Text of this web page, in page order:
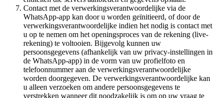
Contact met de verwerkingsverantwoordelijke via de
WhatsApp-app kan door u worden geïnitieerd, of door de
verwerkingsverantwoordelijke indien het nodig is contact met
u op te nemen om het openingsproces van de rekening (live-
rekening) te voltooien. Bijgevolg kunnen uw
persoonsgegevens (afhankelijk van uw privacy-instellingen in
de WhatsApp-app) in de vorm van uw profielfoto en
telefoonnummer aan de verwerkingsverantwoordelijke
worden doorgegeven. De verwerkingsverantwoordelijke kan
u alleen verzoeken om andere persoonsgegevens te
verstrekken wanneer dit noodzakelijk is om op uw vraag te